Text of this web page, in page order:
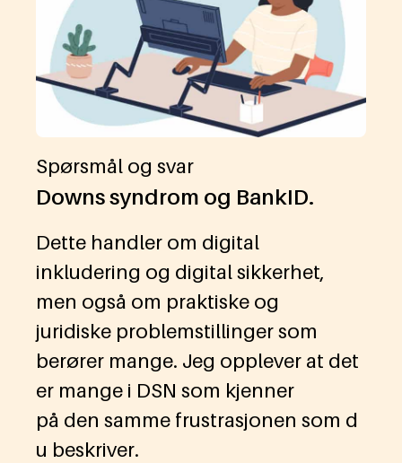
Spørsmål og svar
Downs syndrom og BankID.
Dette handler om digital
inkludering og digital sikkerhet,
men også om praktiske og
juridiske problemstillinger som
berører mange. Jeg opplever at det
er mange i DSN som kjenner
på den samme frustrasjonen som d
u beskriver.